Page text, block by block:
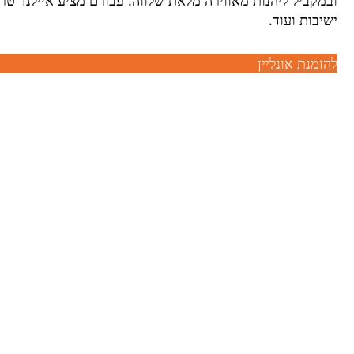
ישיבות ועוד.
להזמנת אונליין